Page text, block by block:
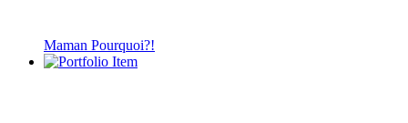
Maman Pourquoi?!